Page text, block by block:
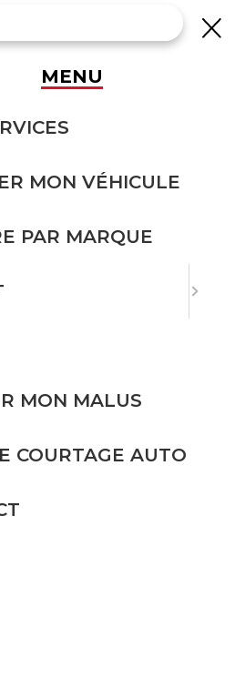
BENZ EQE-53
EN IMPORT
eqe-53 au meilleur prix ?
d'annonces disponibles en
Courtage Auto.
RECHERCHE
MENU
MON VÉHICULE
PAR MARQUE
MON MALUS
COURTAGE AUTO